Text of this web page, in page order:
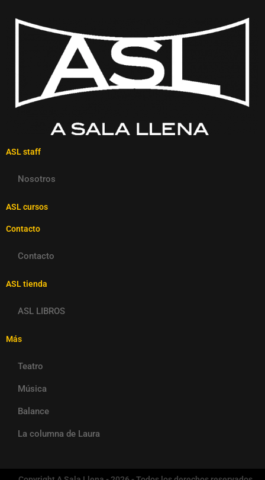
ASL staff
Nosotros
ASL cursos
Contacto
Contacto
ASL tienda
ASL LIBROS
Más
Teatro
Música
Balance
La columna de Laura